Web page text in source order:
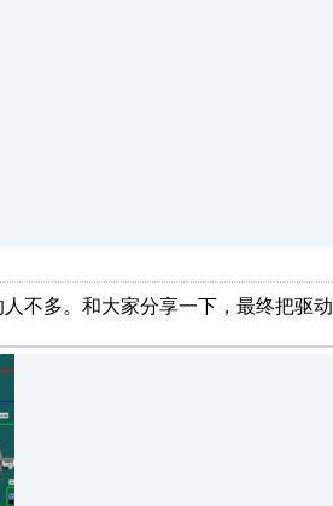
不多。和大家分享一下，最终把驱